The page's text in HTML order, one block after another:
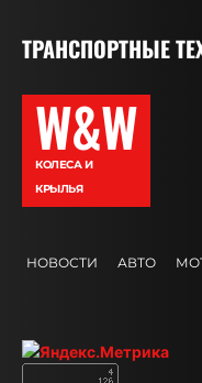
ТРАНСПОРТНЫЕ
W&W
КОЛЕСА И
КРЫЛЬЯ
НОВОСТИ АВТО